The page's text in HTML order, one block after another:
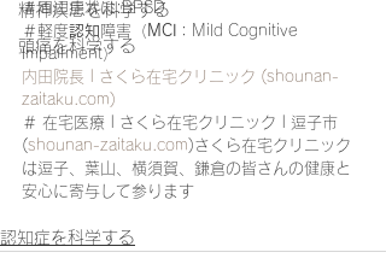
精神疾患を科学する
頭痛を科学する
＃周辺症状は:BPSD
＃軽度認知障害（ MCI
：Mild Cognitive
Impairment）
内田院長 | さくら在宅クリニック (shounan-
zaitaku.com)
＃ 在宅医療 | さくら在宅クリニック | 逗子市
(shounan-zaitaku.com)さくら在宅クリニック
は逗子、葉山、横須賀、鎌倉の皆さんの健康と
安心に寄与して参ります
認知症を科学する